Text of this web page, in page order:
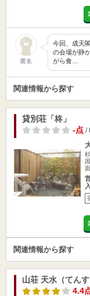
匿名
今回、成天
の会場が静
がら食…
関連情報から探す
貸別荘「柊」
-点/
関連情報から探す
山荘 天水（てんす
4.4